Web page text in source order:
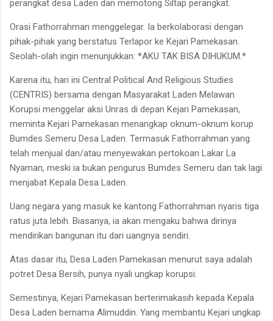
perangkat desa Laden dan memotong Siltap perangkat.
Orasi Fathorrahman menggelegar. Ia berkolaborasi dengan
pihak-pihak yang berstatus Terlapor ke Kejari Pamekasan.
Seolah-olah ingin menunjukkan: *AKU TAK BISA DIHUKUM.*
Karena itu, hari ini Central Political And Religious Studies
(CENTRIS) bersama dengan Masyarakat Laden Melawan
Korupsi menggelar aksi Unras di depan Kejari Pamekasan,
meminta Kejari Pamekasan menangkap oknum-oknum korup
Bumdes Semeru Desa Laden. Termasuk Fathorrahman yang
telah menjual dan/atau menyewakan pertokoan Lakar La
Nyaman, meski ia bukan pengurus Bumdes Semeru dan tak lagi
menjabat Kepala Desa Laden.
Uang negara yang masuk ke kantong Fathorrahman nyaris tiga
ratus juta lebih. Biasanya, ia akan mengaku bahwa dirinya
mendirikan bangunan itu dari uangnya sendiri.
Atas dasar itu, Desa Laden Pamekasan menurut saya adalah
potret Desa Bersih, punya nyali ungkap korupsi.
Semestinya, Kejari Pamekasan berterimakasih kepada Kepala
Desa Laden bernama Alimuddin. Yang membantu Kejari ungkap